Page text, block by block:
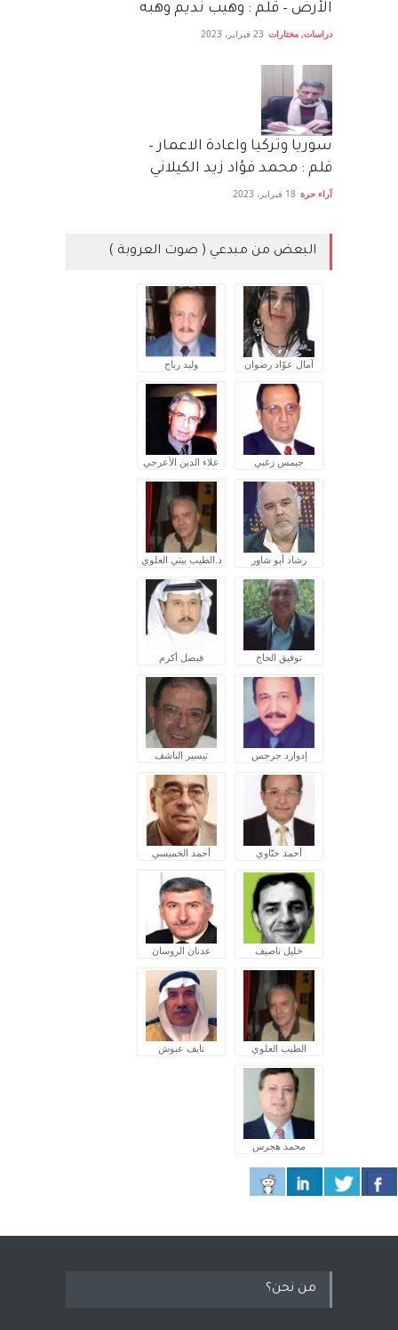
الأرض – قلم : وهيب نديم وهبه
دراسات, مختارات 23 فبراير، 2023
سوريا وتركيا واعادة الاعمار –
قلم : محمد فؤاد زيد الكيلاني
آراء حرة 18 فبراير، 2023
البعض من مبدعي ( صوت العروبة )
آمال عوّاد رضوان وليد رباح
جيمس زغبي علاء الدين الأعرجي
رشاد أبو شاور د.الطيب بيتي العلوي
توفيق الحاج فيصل أكرم
إدوارد جرجس تيسير الناشف
أحمد ختّاوي أحمد الخميسي
خليل ناصيف عدنان الروسان
الطيب العلوي نايف عبوش
محمد هجرس
من نحن؟